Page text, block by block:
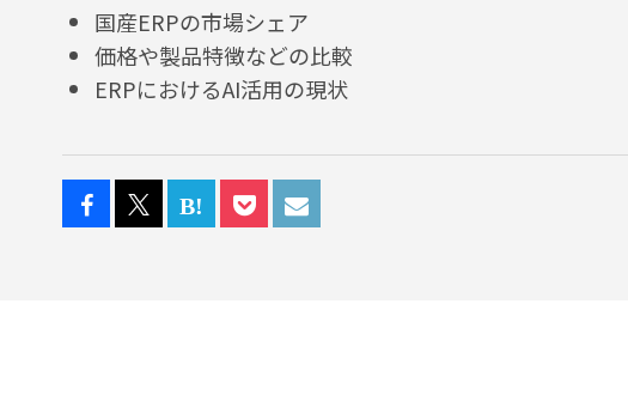
国産ERPの市場シェア
価格や製品特徴などの比較
ERPにおけるAI活用の現状